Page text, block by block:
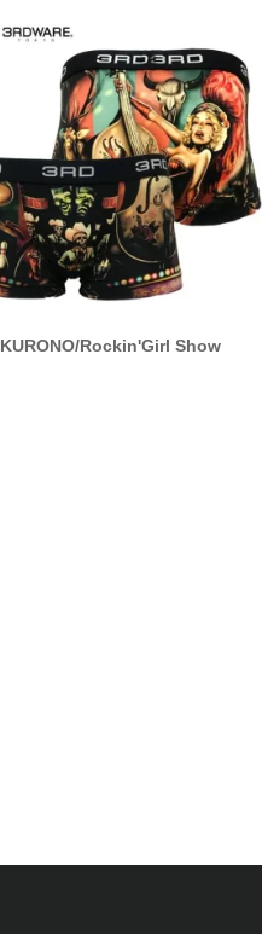
KURONO/Rockin'Girl Show